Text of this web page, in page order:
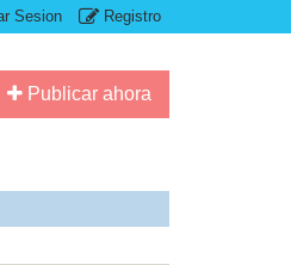
Sesion Registro
Publicar ahora